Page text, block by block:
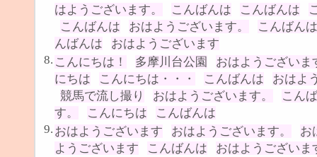
はようございます。
こんばんは こんばんは
こんばんは
おはようございます。
こんばんは
んばんは
おはようございます
8. こんにちは！ 多摩川台公園
おはようございま
にちは
こんにちは・・・ こんばんは
おはよ
競馬で流し撮り
おはようございます。
こん
す。
こんにちは
こんばんは
9. おはようございます おはようございます。
お
ようございます
こんばんは
おはようございま